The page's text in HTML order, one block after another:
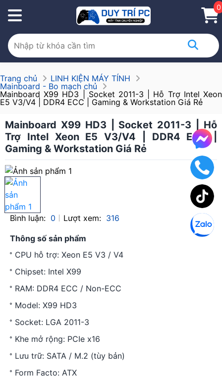
0
Trang chủ
LINH KIỆN MÁY TÍNH
Mainboard - Bo mạch chủ
Mainboard X99 HD3 | Socket 2011-3 | Hỗ Trợ Intel Xeon
E5 V3/V4 | DDR4 ECC | Gaming & Workstation Giá Rẻ
Mainboard X99 HD3 | Socket 2011-3 | Hỗ
Trợ Intel Xeon E5 V3/V4 | DDR4 ECC |
Gaming & Workstation Giá Rẻ
Bình luận: 0 Lượt xem: 316
Thông số sản phẩm
CPU hỗ trợ: Xeon E5 V3 / V4
Chipset: Intel X99
RAM: DDR4 ECC / Non-ECC
Model: X99 HD3
Socket: LGA 2011-3
Khe mở rộng: PCIe x16
Lưu trữ: SATA / M.2 (tùy bản)
Form Facto: ATX